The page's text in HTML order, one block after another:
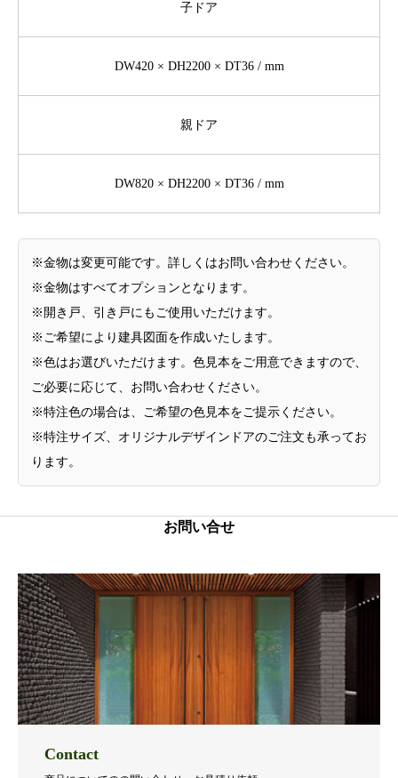
子ドア
DW420 × DH2200 × DT36 / mm
親ドア
DW820 × DH2200 × DT36 / mm
※金物は変更可能です。詳しくはお問い合わせください。
※金物はすべてオプションとなります。
※開き戸、引き戸にもご使用いただけます。
※ご希望により建具図面を作成いたします。
※色はお選びいただけます。色見本をご用意できますので、
ご必要に応じて、お問い合わせください。
※特注色の場合は、ご希望の色見本をご提示ください。
※特注サイズ、オリジナルデザインドアのご注文も承ってお
ります。
お問い合せ
Contact